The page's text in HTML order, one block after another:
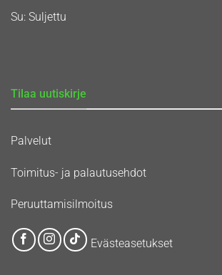
Su: Suljettu
Tilaa uutiskirje
Palvelut
Toimitus- ja palautusehdot
Peruuttamisilmoitus
Evästeasetukset